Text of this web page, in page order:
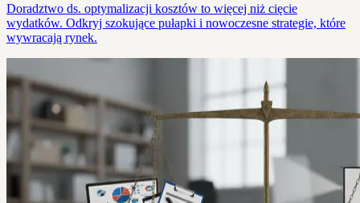
Doradztwo ds. optymalizacji kosztów to więcej niż cięcie
wydatków. Odkryj szokujące pułapki i nowoczesne strategie, które
wywracają rynek.